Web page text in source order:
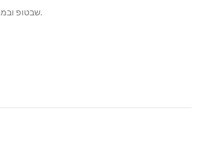
אנו מביאים לכם את הTOP שבטופ ובמחיר ותקציב לכל כיס. השירות והשאלות אצלנו מעל לכל.